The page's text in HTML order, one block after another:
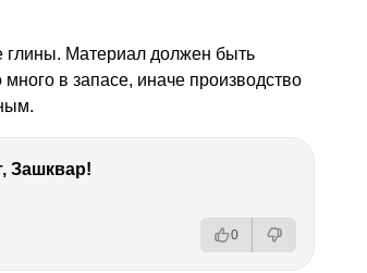
глины. Материал должен быть
в запасе, иначе производство
Зашквар!
0